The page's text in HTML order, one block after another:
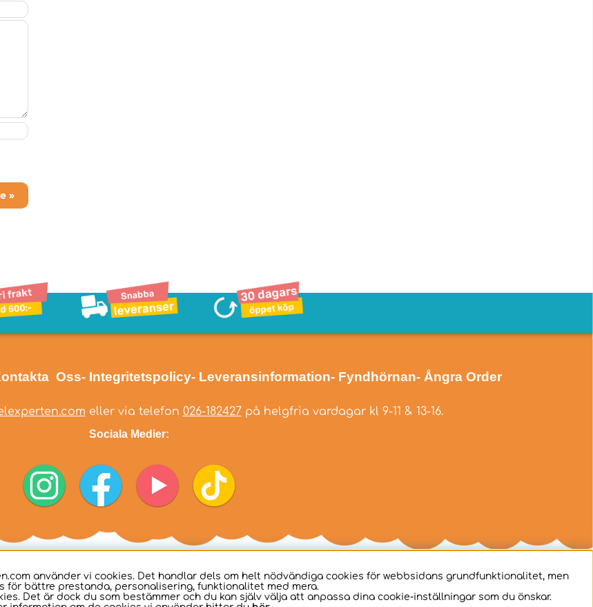
»
Oss- Integritetspolicy- Leveransinformation- Fyndhörnan- Ångra Order
eller via telefon 026-182427på helgfria vardagar kl 9-11 & 13-16.
Sociala Medier:
använder vi cookies. Det handlar dels om helt nödvändiga cookies för webbsidans grundfunktionalitet, men
för bättre prestanda, personalisering, funktionalitet med mera.
Det är dock du som bestämmer och du kan själv välja att anpassa dina cookie-inställningar som du önskar.